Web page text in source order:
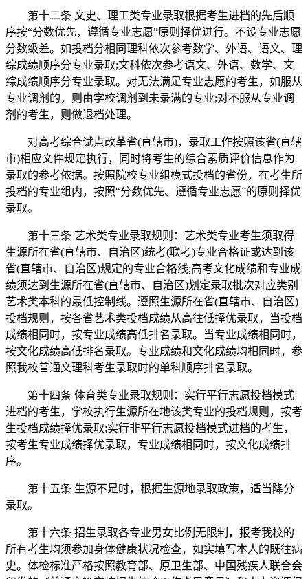
第十二条 文史、理工类专业录取根据考生进档的先后顺
序按“分数优先，遵循专业志愿”原则择优进行。不设专业志愿
分数级差。如投档分相同理科依次参考数学、外语、语文、理
综成绩顺序分专业录取;文科依次参考语文、外语、数学、文
综成绩顺序分专业录取。对无法满足专业志愿的考生，如服从
专业调剂的，则由学校调剂到未录满的专业;对不服从专业调
剂的考生，则做退档处理。
对高考综合试点改革省(直辖市)，录取工作按照该省(直辖
市)相应文件规定执行，同时将考生的综合素质评价信息作为
录取的参考依据。按照院校专业组模式投档的省份，在考生所
投档的专业组内，按照“分数优先、遵循专业志愿”的原则择优
录取。
第十三条 艺术类专业录取规则：艺术类专业考生须取得
生源所在省(直辖市、自治区)统考(联考)专业合格证或达到该
省(直辖市、自治区)规定的专业合格线;高考文化成绩和专业成
绩须达到生源所在省(直辖市、自治区)划定录取批次对应类别
艺术类本科的最低控制线。遵照生源所在省(直辖市、自治区)
投档规则，按各省艺术类投档成绩从高往低择优录取，当投档
成绩相同时，按专业成绩高低排名录取。当专业成绩相同时，
按文化成绩高低排名录取。专业成绩和文化成绩均相同时，参
照我校普通文理科考生录取时的单科顺序排名录取。
第十四条 体育类专业录取规则：实行平行志愿投档模式
进档的考生，学校执行生源所在地该类专业的投档规则，按考
生投档成绩择优录取;实行非平行志愿投档模式进档的考生，
按考生专业成绩择优录取，专业成绩相同时，按文化成绩排
序。
第十五条 生源不足时，根据生源地录取政策，适当降分
录取。
第十六条 招生录取各专业男女比例无限制，报考我校的
所有考生均须参加身体健康状况检查，如实填写本人的既往病
史。体检标准严格按照教育部、原卫生部、中国残疾人联合会